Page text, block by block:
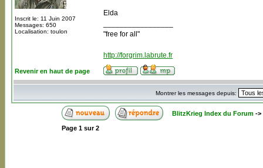
Inscrit le: 11 Juin 2007
Messages: 650
Localisation: toulon
Elda
"free for all"
http://forgrim.labrute.fr
Revenir en haut de page
Montrer les messages depuis:
BlitzKrieg Index du Forum->
Page 1sur2